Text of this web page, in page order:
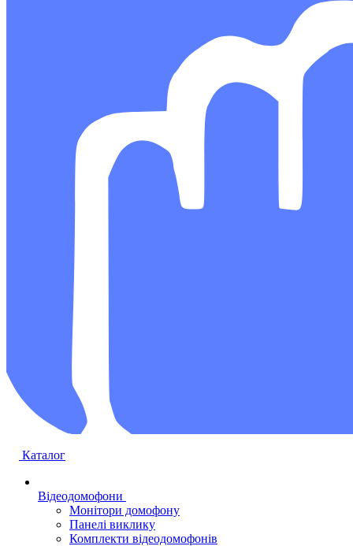
Каталог
Відеодомофони
Монітори домофону
Панелі виклику
Комплекти відеодомофонів